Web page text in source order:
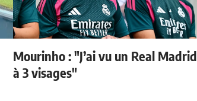
Mourinho : "J’ai vu un Real Madrid
à 3 visages"